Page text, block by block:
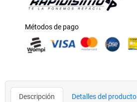
Métodos de pago
Descripción Detalles del producto